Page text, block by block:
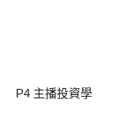
P4 主播投資學